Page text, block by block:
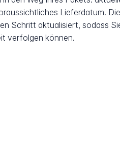
Lieferdatum.
Schritt aktualisiert, sodass
verfolgen können.